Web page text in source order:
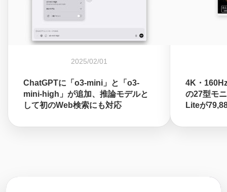
2025/02/01
ChatGPTに「o3-mini」と「o3-
mini-high」が追加、推論モデルと
して初のWeb検索にも対応
4K・
の27型モ
Liteが